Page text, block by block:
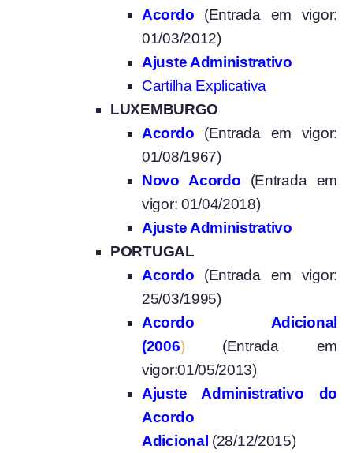
Acordo (Entrada em vigor:
01/03/2012)
Ajuste Administrativo
Cartilha Explicativa
LUXEMBURGO
Acordo (Entrada em vigor:
01/08/1967)
Novo Acordo (Entrada em
vigor: 01/04/2018)
Ajuste Administrativo
PORTUGAL
Acordo (Entrada em vigor:
25/03/1995)
Acordo Adicional
(2006) (Entrada em
vigor:01/05/2013)
Ajuste Administrativo do
Acordo
Adicional (28/12/2015)